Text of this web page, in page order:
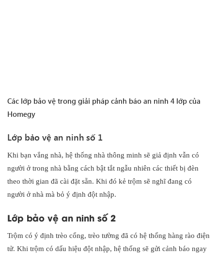
Các lớp bảo vệ trong giải pháp cảnh báo an ninh 4 lớp của
Homegy
Lớp bảo vệ an ninh số 1
Khi bạn vắng nhà, hệ thống nhà thông minh sẽ giả định vẫn có
người ở trong nhà bằng cách bật tắt ngẫu nhiên các thiết bị đèn
theo thời gian đã cài đặt sẵn. Khi đó kẻ trộm sẽ nghĩ đang có
người ở nhà mà bỏ ý định đột nhập.
Lớp bảo vệ an ninh số 2
Trộm có ý định trèo cổng, trèo tường đã có hệ thống hàng rào điện
tử. Khi trộm có dấu hiệu đột nhập, hệ thống sẽ gửi cảnh báo ngay